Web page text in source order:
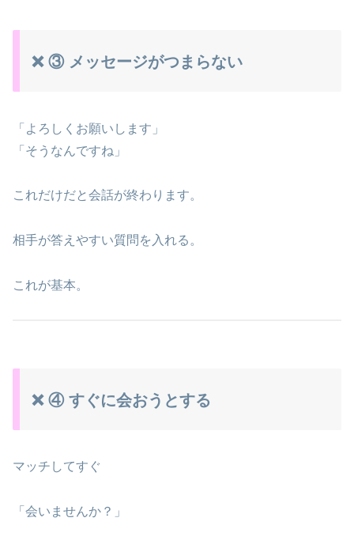
❌ ③ メッセージがつまらない
「よろしくお願いします」
「そうなんですね」
これだけだと会話が終わります。
相手が答えやすい質問を入れる。
これが基本。
❌ ④ すぐに会おうとする
マッチしてすぐ
「会いませんか？」